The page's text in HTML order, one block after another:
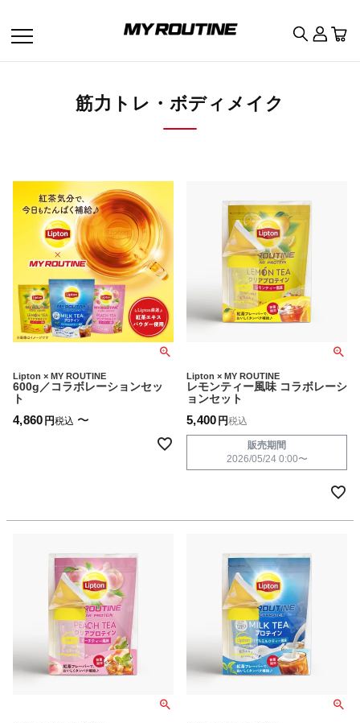
筋力トレ・ボディメイク
Lipton × MY ROUTINE
600g／コラボレーションセッ
ト
4,860 税込 〜
Lipton × MY ROUTINE
レモンティー風味 コラボレーシ
ョンセット
5,400 税込
販売期間
2026/05/24 0:00〜